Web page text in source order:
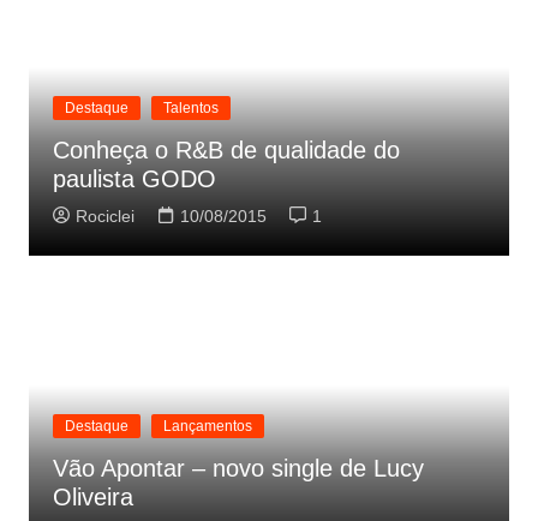
Destaque Talentos
Conheça o R&B de qualidade do
paulista GODO
Rociclei 10/08/2015 1
Destaque Lançamentos
Vão Apontar – novo single de Lucy
Oliveira